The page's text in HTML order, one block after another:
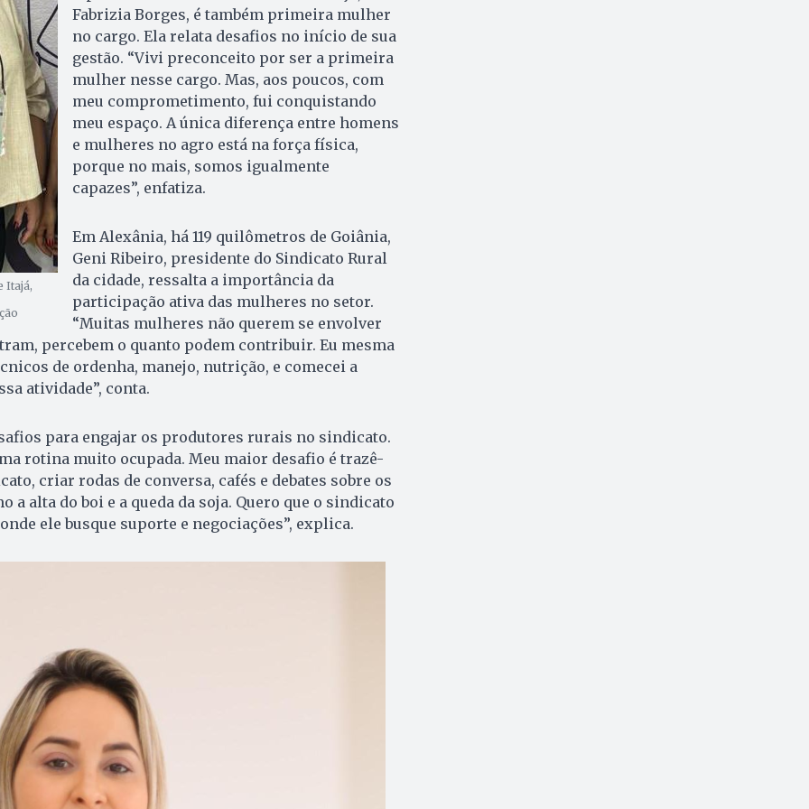
Itajá,
Fabrizia Borges, é também primeira mulher
no cargo. Ela relata desafios no início de sua
gestão. “Vivi preconceito por ser a primeira
mulher nesse cargo. Mas, aos poucos, com
meu comprometimento, fui conquistando
meu espaço. A única diferença entre homens
e mulheres no agro está na força física,
porque no mais, somos igualmente
capazes”, enfatiza.
Em Alexânia, há 119 quilômetros de Goiânia,
Geni Ribeiro, presidente do Sindicato Rural
da cidade, ressalta a importância da
participação ativa das mulheres no setor.
“Muitas mulheres não querem se envolver
percebem o quanto podem contribuir. Eu mesma
de ordenha, manejo, nutrição, e comecei a
atividade”, conta.
para engajar os produtores rurais no sindicato.
rotina muito ocupada. Meu maior desafio é trazê-
criar rodas de conversa, cafés e debates sobre os
a alta do boi e a queda da soja. Quero que o sindicato
ele busque suporte e negociações”, explica.